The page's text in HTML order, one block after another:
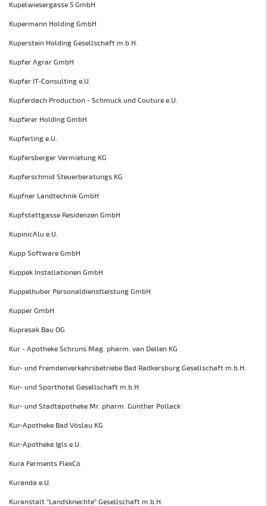
Kupelwiesergasse 5 GmbH
Kupermann Holding GmbH
Kuperstein Holding Gesellschaft m.b.H.
Kupfer Agrar GmbH
Kupfer IT-Consulting e.U.
Kupferdach Production - Schmuck und Couture e.U.
Kupferer Holding GmbH
Kupferling e.U.
Kupfersberger Vermietung KG
Kupferschmid Steuerberatungs KG
Kupfner Landtechnik GmbH
Kupfstattgasse Residenzen GmbH
KupinicAlu e.U.
Kupp Software GmbH
Kuppek Installationen GmbH
Kuppelhuber Personaldienstleistung GmbH
Kupper GmbH
Kupresak Bau OG
Kur - Apotheke Schruns Mag. pharm. van Dellen KG
Kur- und Fremdenverkehrsbetriebe Bad Radkersburg Gesellschaft m.b.H.
Kur- und Sporthotel Gesellschaft m.b.H
Kur- und Stadtapotheke Mr. pharm. Günther Pollack
Kur-Apotheke Bad Vöslau KG
Kur-Apotheke Igls e.U.
Kura Ferments FlexCo
Kuranda e.U.
Kuranstalt "Landsknechte" Gesellschaft m.b.H.